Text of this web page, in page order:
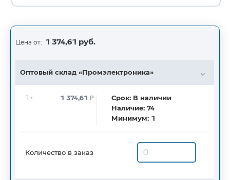
Цена от: 1 374,61 руб.
Оптовый склад «Промэлектроника»
1+ 1 374,61₽ Срок: В наличии
Наличие:74
Минимум: 1
Количество в заказ